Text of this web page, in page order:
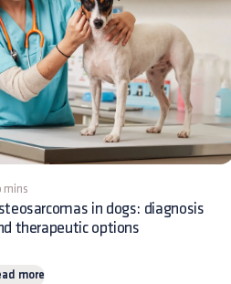
mins
in dogs: diagnosis
therapeutic options
more